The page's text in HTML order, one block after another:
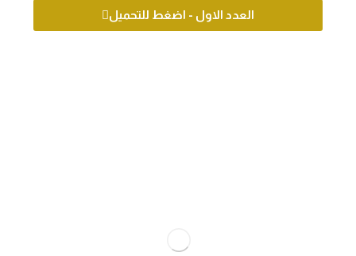
العدد الاول - اضغط للتحميل